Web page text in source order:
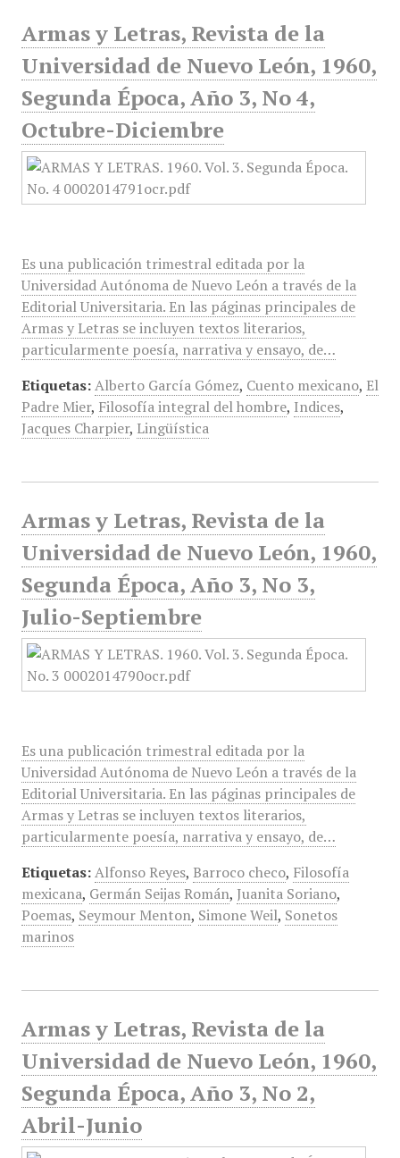
Armas y Letras, Revista de la
Universidad de Nuevo León, 1960,
Segunda Época, Año 3, No 4,
Octubre-Diciembre
Es una publicación trimestral editada por la
Universidad Autónoma de Nuevo León a través de la
Editorial Universitaria. En las páginas principales de
Armas y Letras se incluyen textos literarios,
particularmente poesía, narrativa y ensayo, de…
Etiquetas: Alberto García Gómez, Cuento mexicano, El
Padre Mier, Filosofía integral del hombre, Indices,
Jacques Charpier, Lingüística
Armas y Letras, Revista de la
Universidad de Nuevo León, 1960,
Segunda Época, Año 3, No 3,
Julio-Septiembre
Es una publicación trimestral editada por la
Universidad Autónoma de Nuevo León a través de la
Editorial Universitaria. En las páginas principales de
Armas y Letras se incluyen textos literarios,
particularmente poesía, narrativa y ensayo, de…
Etiquetas: Alfonso Reyes, Barroco checo, Filosofía
mexicana, Germán Seijas Román, Juanita Soriano,
Poemas, Seymour Menton, Simone Weil, Sonetos
marinos
Armas y Letras, Revista de la
Universidad de Nuevo León, 1960,
Segunda Época, Año 3, No 2,
Abril-Junio